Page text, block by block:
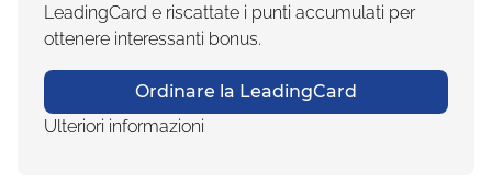
LeadingCard e riscattate i punti accumulati per
ottenere interessanti bonus.
Ordinare la LeadingCard
Ulteriori informazioni